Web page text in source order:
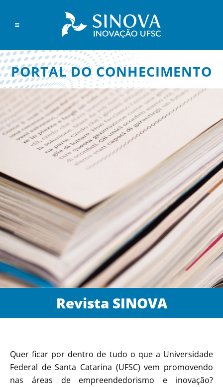
PORTAL DO CONHECIMENTO
Revista SINOVA
Quer ficar por dentro de tudo o que a Universidade
Federal de Santa Catarina (UFSC) vem promovendo
nas áreas de empreendedorismo e inovação?